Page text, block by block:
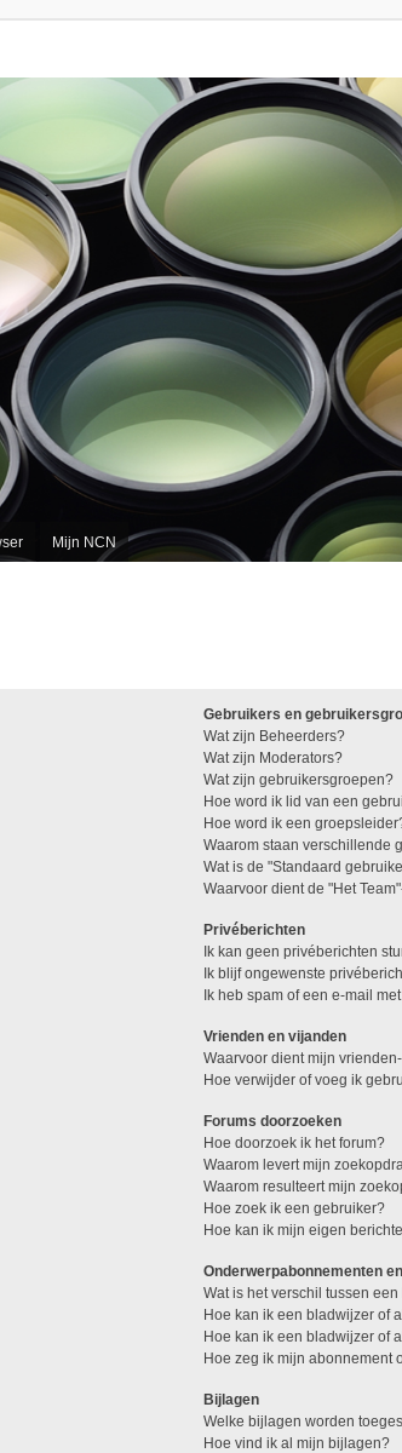
Mijn NCN
Gebruikers en
Wat zijn Beheerders?
Wat zijn Moderators?
Wat zijn gebruikersgroepen?
Hoe word ik lid van een
Hoe word ik een
Waarom staan verschillende
Wat is de "Standaard
Waarvoor dient de "Het
Privéberichten
Ik kan geen privéberichten
Ik blijf ongewenste
Ik heb spam of een e-mail
Vrienden en vijanden
Waarvoor dient mijn
Hoe verwijder of voeg ik
Forums doorzoeken
Hoe doorzoek ik het forum?
Waarom levert mijn
Waarom resulteert mijn
Hoe zoek ik een gebruiker?
Hoe kan ik mijn eigen
Onderwerpabonnementen
Wat is het verschil tussen
Hoe kan ik een bladwijzer of
Hoe kan ik een bladwijzer of
Hoe zeg ik mijn abonnement
Bijlagen
Welke bijlagen worden
Hoe vind ik al mijn bijlagen?